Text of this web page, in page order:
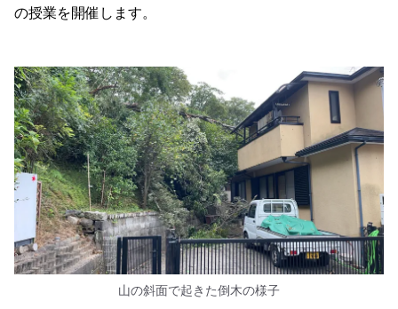
の授業を開催します。
山の斜面で起きた倒木の様子